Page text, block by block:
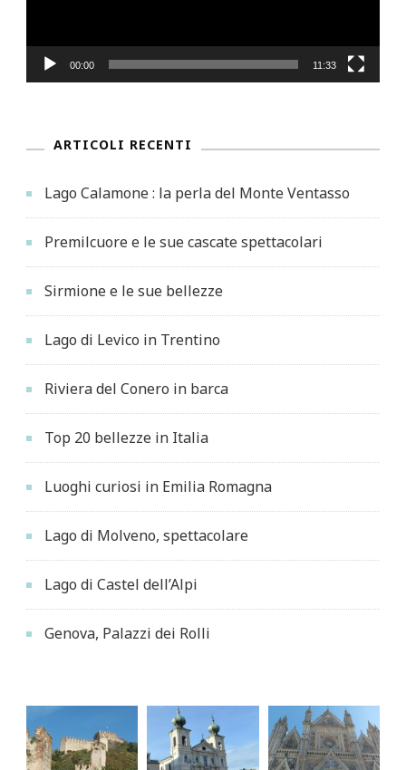
00:00 11:33
ARTICOLI RECENTI
Lago Calamone : la perla del Monte Ventasso
Premilcuore e le sue cascate spettacolari
Sirmione e le sue bellezze
Lago di Levico in Trentino
Riviera del Conero in barca
Top 20 bellezze in Italia
Luoghi curiosi in Emilia Romagna
Lago di Molveno, spettacolare
Lago di Castel dell’Alpi
Genova, Palazzi dei Rolli